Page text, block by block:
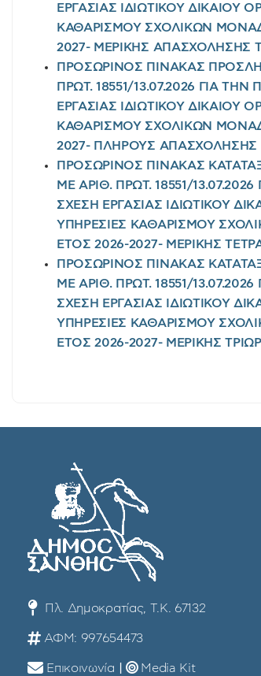
ΕΡΓΑΣΙΑΣ ΙΔΙΩΤΙΚΟΥ ΔΙΚΑΙΟΥ
ΚΑΘΑΡΙΣΜΟΥ ΣΧΟΛΙΚΩΝ
2027- ΜΕΡΙΚΗΣ ΑΠΑΣΧΟΛΗΣΗΣ
ΠΡΟΣΩΡΙΝΟΣ ΠΙΝΑΚΑΣ
ΠΡΩΤ. 18551/13.07.2026 ΓΙΑ
ΕΡΓΑΣΙΑΣ ΙΔΙΩΤΙΚΟΥ ΔΙΚΑΙΟΥ
ΚΑΘΑΡΙΣΜΟΥ ΣΧΟΛΙΚΩΝ
2027- ΠΛΗΡΟΥΣ ΑΠΑΣΧΟΛΗΣΗΣ
ΠΡΟΣΩΡΙΝΟΣ ΠΙΝΑΚΑΣ
ΜΕ ΑΡΙΘ. ΠΡΩΤ. 18551/
ΣΧΕΣΗ ΕΡΓΑΣΙΑΣ ΙΔΙΩΤΙΚΟΥ
ΥΠΗΡΕΣΙΕΣ ΚΑΘΑΡΙΣΜΟΥ
ΕΤΟΣ 2026-2027- ΜΕΡΙΚΗΣ
ΠΡΟΣΩΡΙΝΟΣ ΠΙΝΑΚΑΣ
ΜΕ ΑΡΙΘ. ΠΡΩΤ. 18551/
ΣΧΕΣΗ ΕΡΓΑΣΙΑΣ ΙΔΙΩΤΙΚΟΥ
ΥΠΗΡΕΣΙΕΣ ΚΑΘΑΡΙΣΜΟΥ
ΕΤΟΣ 2026-2027- ΜΕΡΙΚΗΣ
Πλ. Δημοκρατίας, Τ.Κ. 67132
ΑΦΜ: 997654473
Επικοινωνία Media Kit